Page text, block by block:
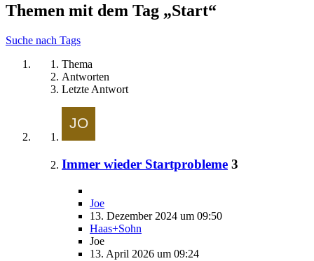
Themen mit dem Tag „Start“
Suche nach Tags
Thema
Antworten
Letzte Antwort
Immer wieder Startprobleme 3
Joe
13. Dezember 2024 um 09:50
Haas+Sohn
Joe
13. April 2026 um 09:24